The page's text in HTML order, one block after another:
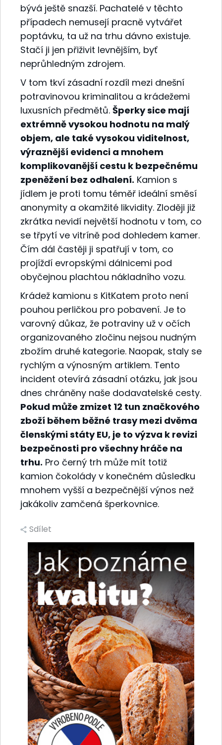
bývá ještě snazší. Pachatelé v těchto
případech nemusejí pracně vytvářet
poptávku, ta už na trhu dávno existuje.
Stačí ji jen přiživit levnějším, byť
neprůhledným zdrojem.
V tom tkví zásadní rozdíl mezi dnešní
potravinovou kriminalitou a krádežemi
luxusních předmětů. Šperky sice mají
extrémně vysokou hodnotu na malý
objem, ale také vysokou viditelnost,
výraznější evidenci a mnohem
komplikovanější cestu k bezpečnému
zpeněžení bez odhalení. Kamion s
jídlem je proti tomu téměř ideální směsí
anonymity a okamžité likvidity. Zloději již
zkrátka nevidí největší hodnotu v tom, co
se třpytí ve vitríně pod dohledem kamer.
Čím dál častěji ji spatřují v tom, co
projíždí evropskými dálnicemi pod
obyčejnou plachtou nákladního vozu.
Krádež kamionu s KitKatem proto není
pouhou perličkou pro pobavení. Je to
varovný důkaz, že potraviny už v očích
organizovaného zločinu nejsou nudným
zbožím druhé kategorie. Naopak, staly se
rychlým a výnosným artiklem. Tento
incident otevírá zásadní otázku, jak jsou
dnes chráněny naše dodavatelské cesty.
Pokud může zmizet 12 tun značkového
zboží během běžné trasy mezi dvěma
členskými státy EU, je to výzva k revizi
bezpečnosti pro všechny hráče na
trhu. Pro černý trh může mít totiž
kamion čokolády v konečném důsledku
mnohem vyšší a bezpečnější výnos než
jakákoliv zamčená šperkovnice.
Sdílet